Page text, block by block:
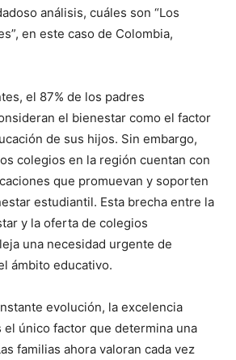
análisis, cuáles son “Los
en este caso de Colombia,
el 87% de los padres
el bienestar como el factor
de sus hijos. Sin embargo,
colegios en la región cuentan con
que promuevan y soporten
estudiantil. Esta brecha entre la
y la oferta de colegios
una necesidad urgente de
ámbito educativo.
evolución, la excelencia
el único factor que determina una
familias ahora valoran cada vez